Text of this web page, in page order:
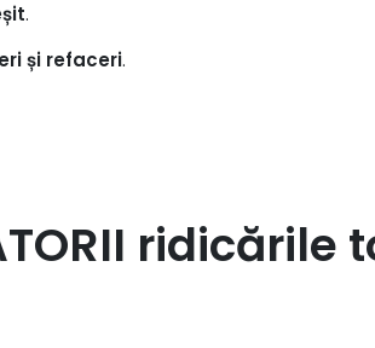
.
și refaceri.
ridicările